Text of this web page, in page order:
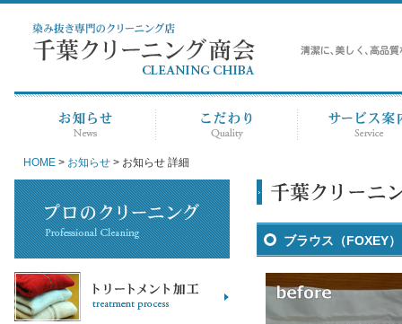
HOME > お知らせ > お知らせ 詳細
ブラウス（FOXEY